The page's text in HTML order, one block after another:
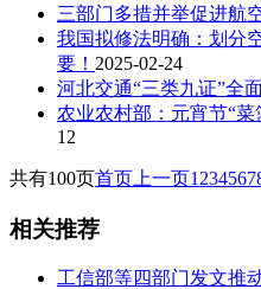
三部门多措并举促进航
我国拟修法明确：划分
要！ 2025-02-24
河北交通“三类九证”全
农业农村部：元宵节“菜
12
共有100页首页 上一页1 234567
相关推荐
工信部等四部门发文推